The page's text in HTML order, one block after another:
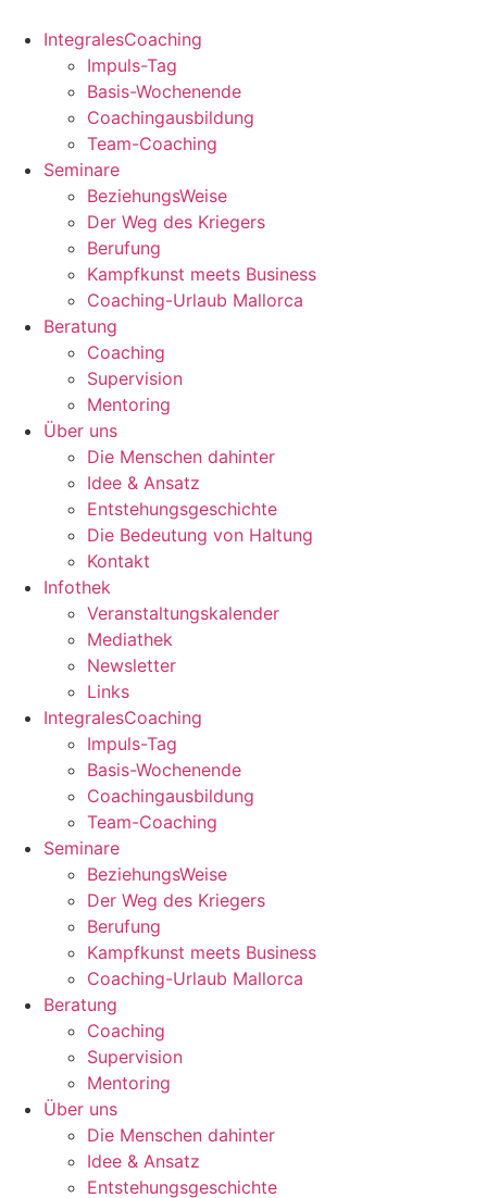
Inhalt
springen
IntegralesCoaching
Impuls-Tag
Basis-Wochenende
Coachingausbildung
Team-Coaching
Seminare
BeziehungsWeise
Der Weg des Kriegers
Berufung
Kampfkunst meets Business
Coaching-Urlaub Mallorca
Beratung
Coaching
Supervision
Mentoring
Über uns
Die Menschen dahinter
Idee & Ansatz
Entstehungsgeschichte
Die Bedeutung von Haltung
Kontakt
Infothek
Veranstaltungskalender
Mediathek
Newsletter
Links
IntegralesCoaching
Impuls-Tag
Basis-Wochenende
Coachingausbildung
Team-Coaching
Seminare
BeziehungsWeise
Der Weg des Kriegers
Berufung
Kampfkunst meets Business
Coaching-Urlaub Mallorca
Beratung
Coaching
Supervision
Mentoring
Über uns
Die Menschen dahinter
Idee & Ansatz
Entstehungsgeschichte